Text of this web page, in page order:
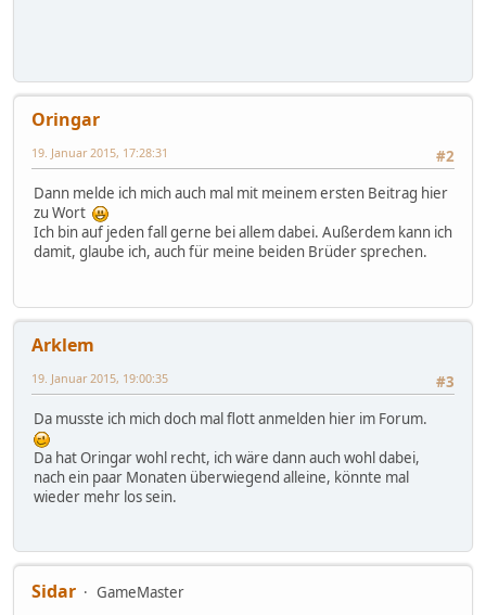
Oringar
#2
19. Januar 2015, 17:28:31
Dann melde ich mich auch mal mit meinem ersten Beitrag hier
zu Wort
Ich bin auf jeden fall gerne bei allem dabei. Außerdem kann ich
damit, glaube ich, auch für meine beiden Brüder sprechen.
Arklem
#3
19. Januar 2015, 19:00:35
Da musste ich mich doch mal flott anmelden hier im Forum.
Da hat Oringar wohl recht, ich wäre dann auch wohl dabei,
nach ein paar Monaten überwiegend alleine, könnte mal
wieder mehr los sein.
Sidar
GameMaster